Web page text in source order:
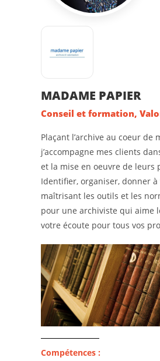
MADAME PAPIER
Conseil et formation,
Plaçant l’archive au coeur de
j’accompagne mes clients
et la mise en oeuvre de leurs
Identifier, organiser, donner
maîtrisant les outils et les
pour une archiviste qui aime
votre écoute pour tous vos
Compétences :